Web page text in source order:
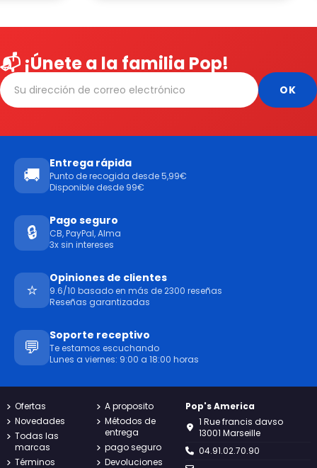
📬 ¡Únete a la familia Pop!
🚚
Entrega rápida
Punto de recogida desde 5,99€
Disponible desde 99€
🔒
Pago seguro
CB, PayPal, Alma
3x sin intereses
⭐
Opiniones de clientes
9.6/10 basado en más de 2300 reseñas
Reseñas garantizadas
💬
Soporte receptivo
Te estamos escuchando
Lunes a viernes: 9:00 a 18:00 horas
Ofertas
Novedades
Todas las
marcas
Términos
A proposito
Métodos de
entrega
pago seguro
Devoluciones
Pop's America
1 Rue francis davso
13001 Marseille
04.91.02.70.90